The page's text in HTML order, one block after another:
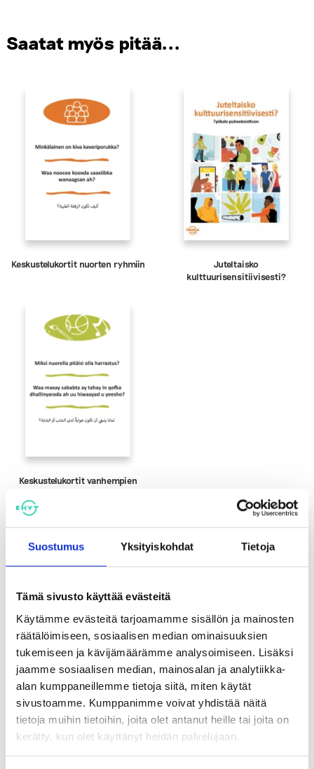
Suostumus Yksityiskohdat Tietoja
Tämä sivusto käyttää evästeitä
Käytämme evästeitä tarjoamamme sisällön ja mainosten
räätälöimiseen, sosiaalisen median ominaisuuksien
tukemiseen ja kävijämäärämme analysoimiseen. Lisäksi
jaamme sosiaalisen median, mainosalan ja analytiikka-
alan kumppaneillemme tietoja siitä, miten käytät
sivustoamme. Kumppanimme voivat yhdistää näitä
tietoja muihin tietoihin, joita olet antanut heille tai joita on
kerätty, kun olet käyttänyt heidän palvelujaan.
Saatat myös pitää...
Keskustelukortit nuorten ryhmiin
Juteltaisko
kulttuurisensitiivisesti?
Keskustelukortit vanhempien
Tutustu myös